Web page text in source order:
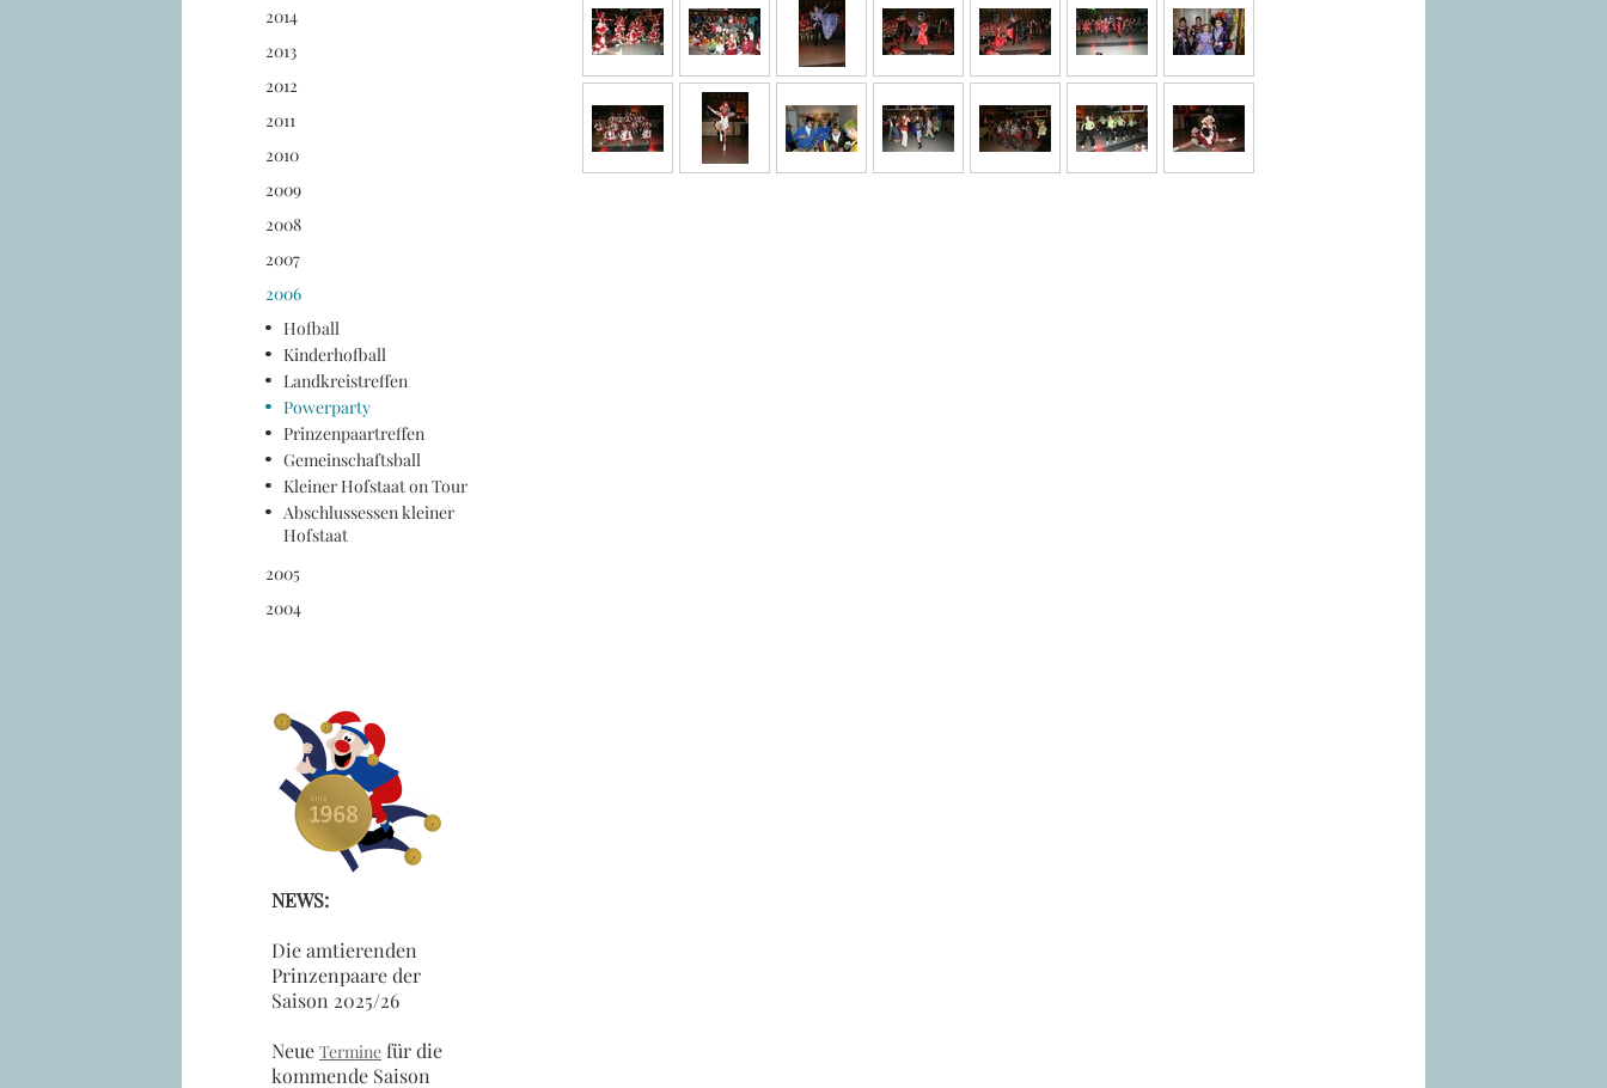
2014
2013
2012
2011
2010
2009
2008
2007
2006
Hofball
Kinderhofball
Landkreistreffen
Powerparty
Prinzenpaartreffen
Gemeinschaftsball
Kleiner Hofstaat on Tour
Abschlussessen kleiner
Hofstaat
2005
2004
NEWS:
Die amtierenden
Prinzenpaare der
Saison 2025/26
Neue Termine für die
kommende Saison